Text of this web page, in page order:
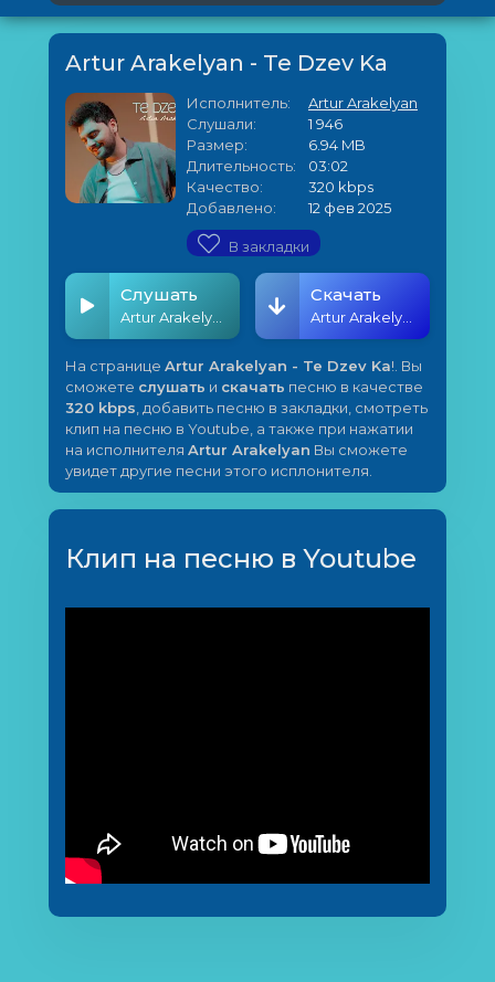
Artur Arakelyan - Te Dzev Ka
Исполнитель:
Artur Arakelyan
Слушали:
1 946
Размер:
6.94 MB
Длительность:
03:02
Качество:
320 kbps
Добавлено:
12 фев 2025
В закладки
Слушать Скачать
Artur Arakelyan - Te Dzev Ka
На странице Artur Arakelyan - Te Dzev Ka!. Вы
сможете слушать и скачать песню в качестве
320 kbps , добавить песню в закладки, смотреть
клип на песню в Youtube, а также при нажатии
на исполнителя Artur Arakelyan Вы сможете
увидет другие песни этого исплонителя.
Клип на песню в Youtube